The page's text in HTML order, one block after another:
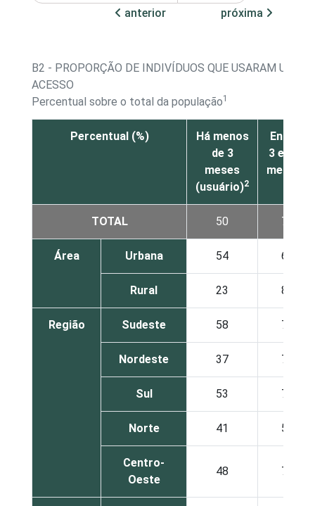
anterior
próxima
B2 - PROPORÇÃO DE INDIVÍDUOS QUE USARAM UM
ACESSO
Percentual sobre o total da população1
Percentual (%)
Há menos
de 3
meses
(usuário)2
Entre
3 e 12
meses
TOTAL 50 7
Área Urbana 54 6
Rural 23 8
Região Sudeste 58 7
Nordeste 37 7
Sul 53 7
Norte 41 5
Centro-
Oeste
48 7